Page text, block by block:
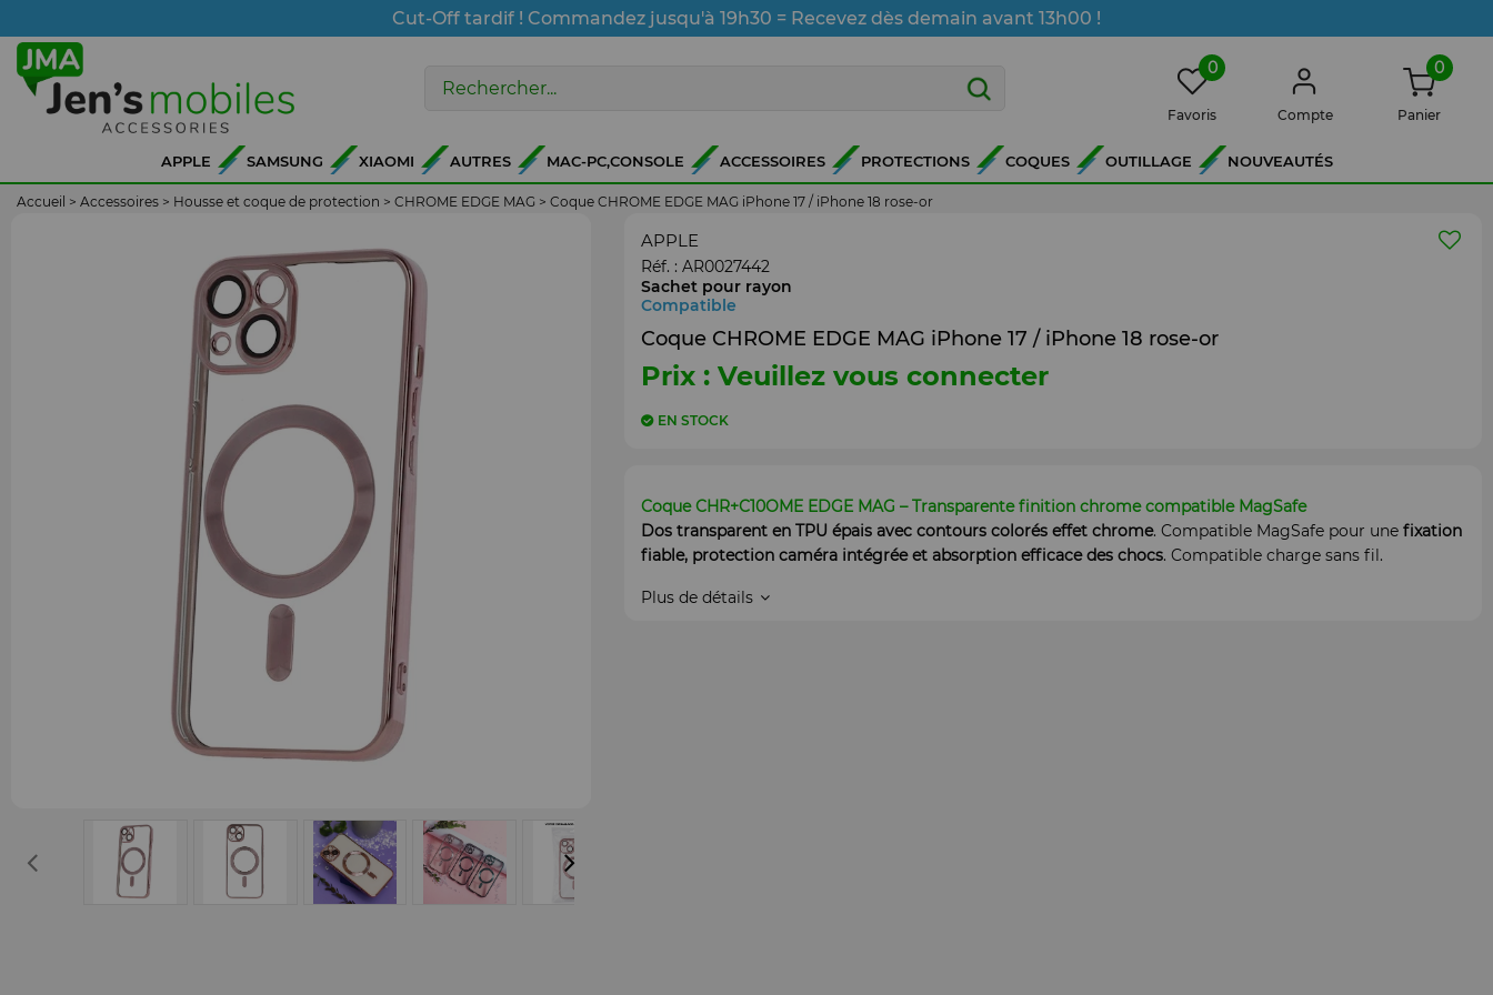
Cut-Off tardif ! Commandez jusqu'à 19h30 = Recevez dès demain avant 13h00 !
0
Favoris Compte
0
Panier
APPLE SAMSUNG XIAOMI AUTRES MAC-PC,CONSOLE ACCESSOIRES PROTECTIONS COQUES OUTILLAGE NOUVEAUTÉS
Accueil > Accessoires > Housse et coque de protection > CHROME EDGE MAG > Coque CHROME EDGE MAG iPhone 17 / iPhone 18 rose-or
APPLE
Réf. : AR0027442
Sachet pour rayon
Compatible
Coque CHROME EDGE MAG iPhone 17 / iPhone 18 rose-or
Prix : Veuillez vous connecter
EN STOCK
Coque CHR+C10OME EDGE MAG – Transparente finition chrome compatible MagSafe
Dos transparent en TPU épais avec contours colorés effet chrome. Compatible MagSafe pour une fixation
fiable, protection caméra intégrée et absorption efficace des chocs. Compatible charge sans fil.
Plus de détails